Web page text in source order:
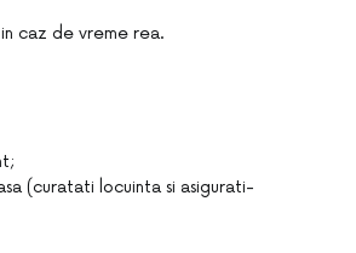
caz de vreme rea.
(curatati locuinta si asigurati-